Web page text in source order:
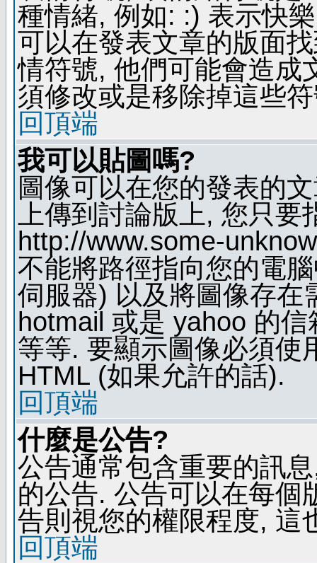
種情緒, 例如: :) 表示快
可以在發表文章的版面
情符號, 他們可能會造成
須修改或是移除掉這些
回頂端
我可以貼圖嗎?
圖像可以在您的發表的
上傳到討論版上, 您只
http://www.some-
不能將路徑指向您的電
伺服器) 以及將圖像存在
hotmail 或是 yahoo 的
等等. 要顯示圖像必須使
HTML (如果允許的話).
回頂端
什麼是公告?
公告通常包含重要的訊
的公告. 公告可以在每個
告則視您的權限程度, 這
回頂端